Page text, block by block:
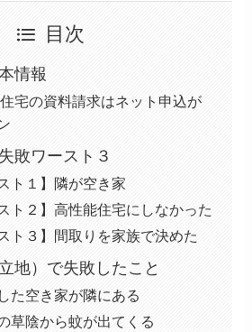
目次
情報
宅の資料請求はネット申込が
敗ワースト３
ト１】隣が空き家
ト２】高性能住宅にしなかった
ト３】間取りを家族で決めた
地）で失敗したこと
た空き家が隣にある
草陰から蚊が出てくる